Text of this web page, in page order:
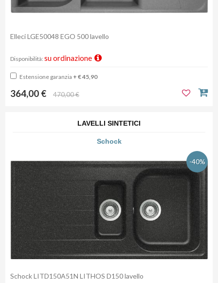
Elleci LGE50048 EGO 500 lavello
Disponibilità: su ordinazione
Estensione garanzia + € 45,90
364,00 € 470,00 €
LAVELLI SINTETICI
Schock
-40%
Schock LITD150A51N LITHOS D150 lavello